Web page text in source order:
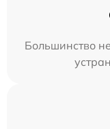
Большинство